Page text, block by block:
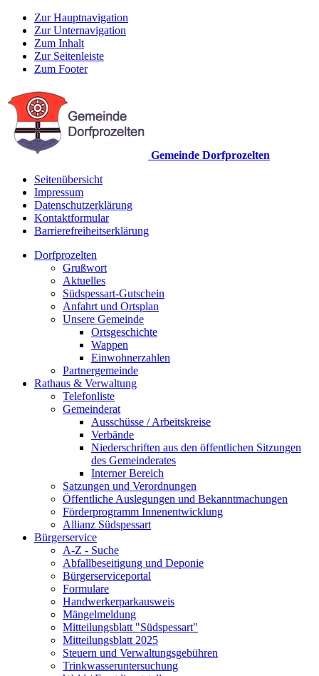
Zur Hauptnavigation
Zur Unternavigation
Zum Inhalt
Zur Seitenleiste
Zum Footer
Gemeinde Dorfprozelten
Seitenübersicht
Impressum
Datenschutzerklärung
Kontaktformular
Barrierefreiheitserklärung
Dorfprozelten
Grußwort
Aktuelles
Südspessart-Gutschein
Anfahrt und Ortsplan
Unsere Gemeinde
Ortsgeschichte
Wappen
Einwohnerzahlen
Partnergemeinde
Rathaus & Verwaltung
Telefonliste
Gemeinderat
Ausschüsse / Arbeitskreise
Verbände
Niederschriften aus den öffentlichen Sitzungen
des Gemeinderates
Interner Bereich
Satzungen und Verordnungen
Öffentliche Auslegungen und Bekanntmachungen
Förderprogramm Innenentwicklung
Allianz Südspessart
Bürgerservice
A-Z - Suche
Abfallbeseitigung und Deponie
Bürgerserviceportal
Formulare
Handwerkerparkausweis
Mängelmeldung
Mitteilungsblatt "Südspessart"
Mitteilungsblatt 2025
Steuern und Verwaltungsgebühren
Trinkwasseruntersuchung